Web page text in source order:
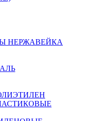
НЕРЖАВЕЙКА